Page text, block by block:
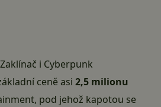
i Cyberpunk
ceně asi 2,5 milionu
pod jehož kapotou se